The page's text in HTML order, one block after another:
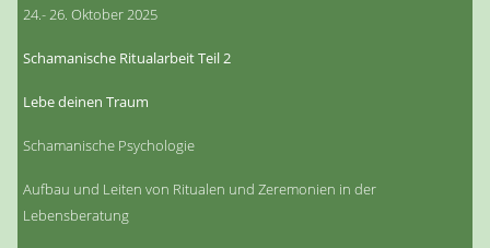
24.- 26. Oktober 2025
Schamanische Ritualarbeit Teil 2
Lebe deinen Traum
Schamanische Psychologie
Aufbau und Leiten von Ritualen und Zeremonien in der
Lebensberatung